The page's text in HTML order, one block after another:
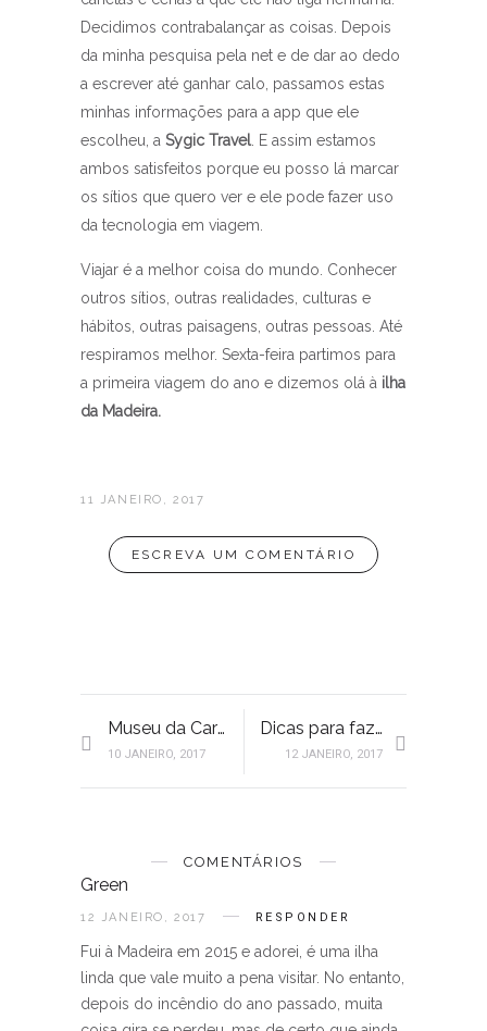
Decidimos contrabalançar as coisas. Depois
da minha pesquisa pela net e de dar ao dedo
a escrever até ganhar calo, passamos estas
minhas informações para a app que ele
escolheu, a Sygic Travel . E assim estamos
ambos satisfeitos porque eu posso lá marcar
os sítios que quero ver e ele pode fazer uso
da tecnologia em viagem.
Viajar é a melhor coisa do mundo. Conhecer
outros sítios, outras realidades, culturas e
hábitos, outras paisagens, outras pessoas. Até
respiramos melhor. Sexta-feira partimos para
a primeira viagem do ano e dizemos olá à ilha
da Madeira.
11 JANEIRO, 2017
ESCREVA UM COMENTÁRIO
Museu da Carris e Village Underground
10 JANEIRO, 2017
Dicas para fazer a mala
12 JANEIRO, 2017
COMENTÁRIOS
Green
12 JANEIRO, 2017 RESPONDER
Fui à Madeira em 2015 e adorei, é uma ilha
linda que vale muito a pena visitar. No entanto,
depois do incêndio do ano passado, muita